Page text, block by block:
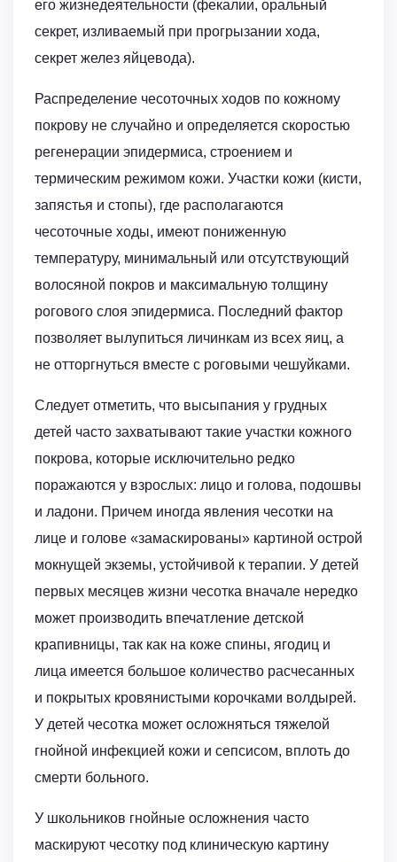
его жизнедеятельности (фекалии, оральный
секрет, изливаемый при прогрызании хода,
секрет желез яйцевода).
Распределение чесоточных ходов по кожному
покрову не случайно и определяется скоростью
регенерации эпидермиса, строением и
термическим режимом кожи. Участки кожи (кисти,
запястья и стопы), где располагаются
чесоточные ходы, имеют пониженную
температуру, минимальный или отсутствующий
волосяной покров и максимальную толщину
рогового слоя эпидермиса. Последний фактор
позволяет вылупиться личинкам из всех яиц, а
не отторгнуться вместе с роговыми чешуйками.
Следует отметить, что высыпания у грудных
детей часто захватывают такие участки кожного
покрова, которые исключительно редко
поражаются у взрослых: лицо и голова, подошвы
и ладони. Причем иногда явления чесотки на
лице и голове «замаскированы» картиной острой
мокнущей экземы, устойчивой к терапии. У детей
первых месяцев жизни чесотка вначале нередко
может производить впечатление детской
крапивницы, так как на коже спины, ягодиц и
лица имеется большое количество расчесанных
и покрытых кровянистыми корочками волдырей.
У детей чесотка может осложняться тяжелой
гнойной инфекцией кожи и сепсисом, вплоть до
смерти больного.
У школьников гнойные осложнения часто
маскируют чесотку под клиническую картину